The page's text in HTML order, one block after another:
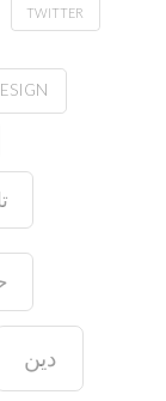
TWITTER
دين